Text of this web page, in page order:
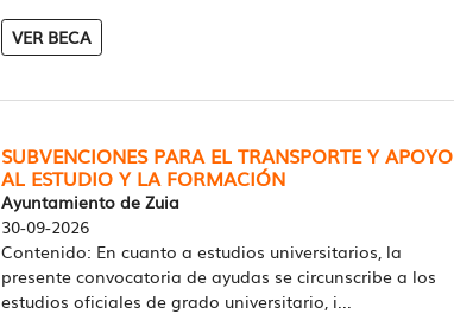
VER BECA
SUBVENCIONES PARA EL TRANSPORTE Y APOYO
AL ESTUDIO Y LA FORMACIÓN
Ayuntamiento de Zuia
30-09-2026
Contenido: En cuanto a estudios universitarios, la
presente convocatoria de ayudas se circunscribe a los
estudios oficiales de grado universitario, i...